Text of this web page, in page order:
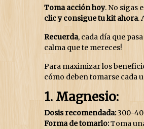
Toma acción hoy. No sigas
clic y consigue tu kit ahora.
Recuerda, cada día que
calma que te mereces!
Para maximizar los
cómo deben tomarse cada
1. Magnesio:
Dosis recomendada:300-
Forma de tomarlo:Toma